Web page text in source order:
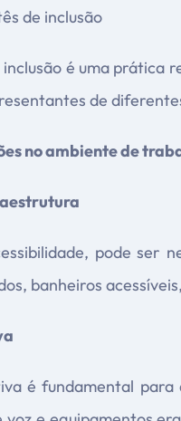
de inclusão
é uma prática
de
no ambiente de
pode ser
banheiros
é fundamental